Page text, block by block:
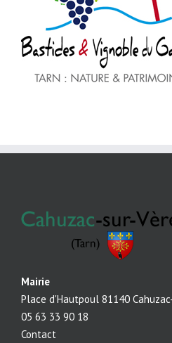
Mairie
Place d'Hautpoul 81140
05 63 33 90 18
Contact